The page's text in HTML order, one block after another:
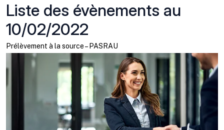
Liste des évènements au
10/02/2022
Prélèvement à la source – PASRAU